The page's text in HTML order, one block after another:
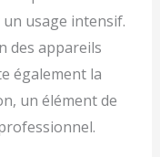
usage intensif.
des appareils
également la
un élément de